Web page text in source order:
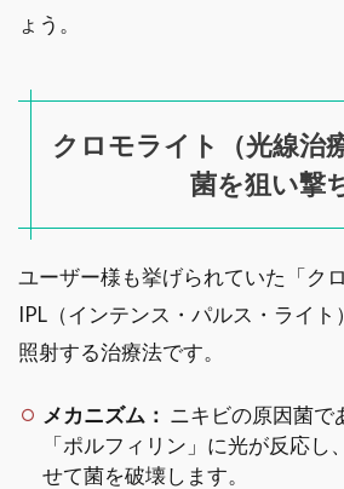
ょう。
クロモライト（光線治
菌を狙い撃
ユーザー様も挙げられていた「ク
IPL（インテンス・パルス・ライ
照射する治療法です。
メカニズム： ニキビの原因菌で
「ポルフィリン」に光が反応し
せて菌を破壊します。